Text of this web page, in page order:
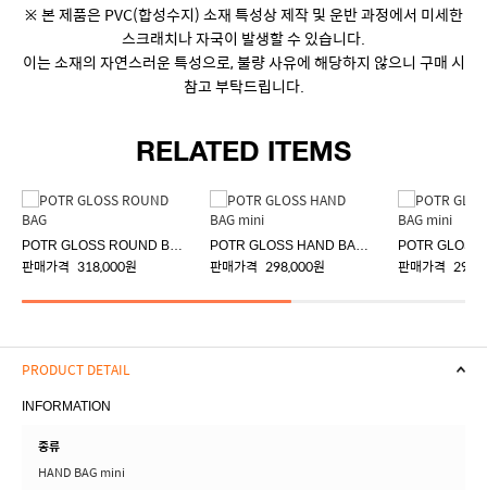
※ 본 제품은 PVC(합성수지) 소재 특성상 제작 및 운반 과정에서 미세한
스크래치나 자국이 발생할 수 있습니다.
이는 소재의 자연스러운 특성으로, 불량 사유에 해당하지 않으니 구매 시
참고 부탁드립니다.
RELATED ITEMS
판매가격 318,000원 판매가격 298,000원 판매가격
PRODUCT DETAIL
INFORMATION
종류
HAND BAG mini